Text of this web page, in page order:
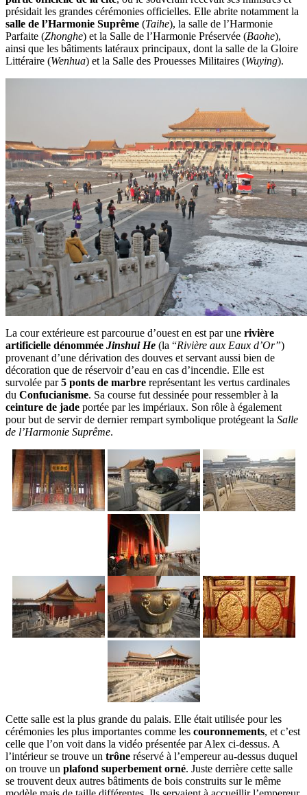
présidait les grandes cérémonies officielles. Elle abrite notamment la
salle de l’Harmonie Suprême (Taihe), la salle de l’Harmonie
Parfaite (Zhonghe) et la Salle de l’Harmonie Préservée (Baohe),
ainsi que les bâtiments latéraux principaux, dont la salle de la Gloire
Littéraire (Wenhua) et la Salle des Prouesses Militaires (Wuying).
La cour extérieure est parcourue d’ouest en est par une rivière
artificielle dénommée Jinshui He (la “Rivière aux Eaux d’Or”)
provenant d’une dérivation des douves et servant aussi bien de
décoration que de réservoir d’eau en cas d’incendie. Elle est
survolée par5 ponts de marbre représentant les vertus cardinales
du Confucianisme. Sa course fut dessinée pour ressembler à la
ceinture de jade portée par les impériaux. Son rôle à également
pour but de servir de dernier rempart symbolique protégeant la Salle
de l’Harmonie Suprême.
Cette salle est la plus grande du palais. Elle était utilisée pour les
cérémonies les plus importantes comme les couronnements, et c’est
celle que l’on voit dans la vidéo présentée par Alex ci-dessus. A
l’intérieur se trouve un trône réservé à l’empereur au-dessus duquel
on trouve un plafond superbement orné. Juste derrière cette salle
se trouvent deux autres bâtiments de bois construits sur le même